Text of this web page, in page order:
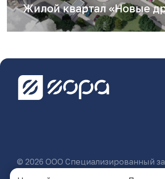
Жилой квартал «Новые
© 2026 ООО Специализированный